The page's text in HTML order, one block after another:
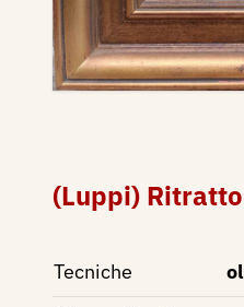
(Luppi)
Tecniche